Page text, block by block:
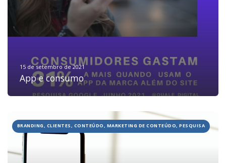
15 de setembro de 2021
App e consumo
BRANDING, CLIENTES, CONTEÚDO, MARKETING DE CONTEÚDO, PESQUISA